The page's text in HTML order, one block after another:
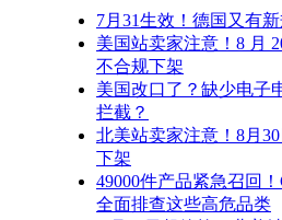
7月31生效！德国又有
美国站卖家注意！8 月
不合规下架
美国改口了？缺少电子
拦截？
北美站卖家注意！8月
下架
49000件产品紧急召回
全面排查这些高危品类